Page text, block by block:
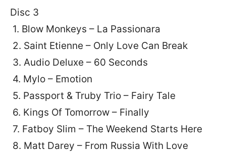
Disc 3
1. Blow Monkeys – La Passionara
2. Saint Etienne – Only Love Can Break
3. Audio Deluxe – 60 Seconds
4. Mylo – Emotion
5. Passport & Truby Trio – Fairy Tale
6. Kings Of Tomorrow – Finally
7. Fatboy Slim – The Weekend Starts Here
8. Matt Darey – From Russia With Love